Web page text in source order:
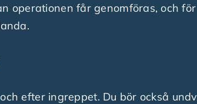
operationen får genomföras, och
efter ingreppet. Du bör också